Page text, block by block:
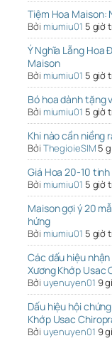
Tiệm Hoa Maison:
Bởi miumiu01 5 giờ
Ý Nghĩa Lẵng Hoa
Maison
Bởi miumiu01 5 giờ
Bó hoa dành tặng
Bởi miumiu01 5 giờ
Khi nào cần niềng
Bởi ThegioieSIM 5
Giá Hoa 20-10
Bởi miumiu01 5 giờ
Maison gợi ý 20
hứng
Bởi miumiu01 5 giờ
Các dấu hiệu
Xương Khớp Usac
Bởi uyenuyen01 9
Dấu hiệu hội
Khớp Usac
Bởi uyenuyen01 9